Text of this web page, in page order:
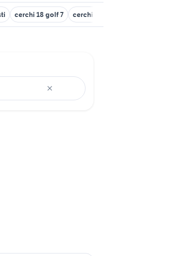
cerchi 18 golf 7 cerchi in lega golf 7 usati